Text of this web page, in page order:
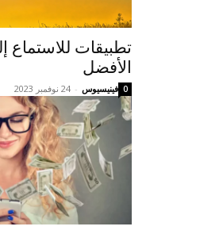
تطبيقات للاستماع
الأفضل
فينيسيوس - 24 نوفمبر 2023 0